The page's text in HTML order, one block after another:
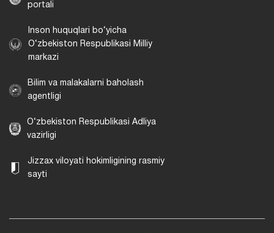
portali
Inson huquqlari bo‘yicha
O‘zbekiston Respublikasi Milliy
markazi
Bilim va malakalarni baholash
agentligi
O‘zbekiston Respublikasi Adliya
vazirligi
Jizzax viloyati hokimligining rasmiy
sayti